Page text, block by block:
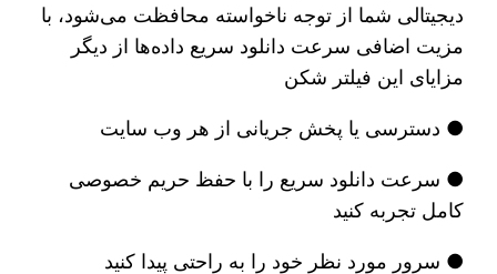
دیجیتالی شما از توجه ناخواسته محافظت می‌شود، با
مزیت اضافی سرعت دانلود سریع داده‌ها از دیگر
مزایای این فیلتر شکن
● دسترسی یا پخش جریانی از هر وب سایت
● سرعت دانلود سریع را با حفظ حریم خصوصی
کامل تجربه کنید
● سرور مورد نظر خود را به راحتی پیدا کنید